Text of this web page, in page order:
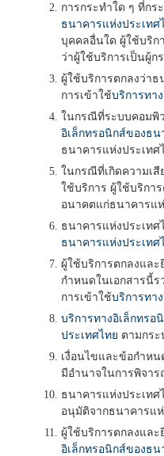
การกระทำใด ๆ ที่กร
ธนาคารแห่งประเทศ
บุคคลอื่นใด ผู้ใช้บริก
ว่าผู้ใช้บริการเป็นผู้ก
ผู้ใช้บริการตกลงว่า
การเข้าใช้บริการทา
ในกรณีที่ระบบคอมพิ
อิเล็กทรอนิกส์ของธน
ธนาคารแห่งประเทศ
ในกรณีที่เกิดความเสี
ใช้บริการ ผู้ใช้บริกา
อนาคตแก่ธนาคารแ
ธนาคารแห่งประเทศ
ธนาคารแห่งประเทศ
ผู้ใช้บริการตกลงแล
กำหนดในเอกสารนี้
การเข้าใช้บริการทา
บริการทางอิเล็กทรอ
ประเทศไทย ตามกร
เงื่อนไขและข้อกำหน
มีอำนาจในการพิจา
ธนาคารแห่งประเท
อนุมัติจากธนาคารแห่
ผู้ใช้บริการตกลงแล
อิเล็กทรอนิกส์ของธน